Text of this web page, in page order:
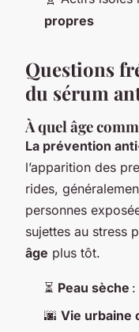
propres
Questions
du sérum
À quel âge
La prévention
l’apparition des
rides,
personnes
sujettes au stress
âge plus tôt.
⏳ Peau sèche :
🌆 Vie urbaine